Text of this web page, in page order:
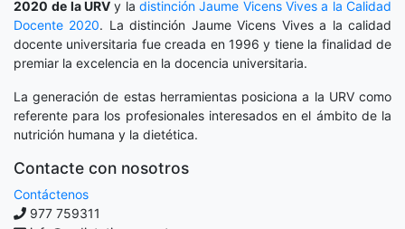
2020 de la URV y ladistinción Jaume Vicens Vives a la Calidad
Docente 2020. La distinción Jaume Vicens Vives a la calidad
docente universitaria fue creada en 1996 y tiene la finalidad de
premiar la excelencia en la docencia universitaria.
La generación de estas herramientas posiciona a la URV como
referente para los profesionales interesados en el ámbito de la
nutrición humana y la dietética.
Contacte con nosotros
Contáctenos
977 759311